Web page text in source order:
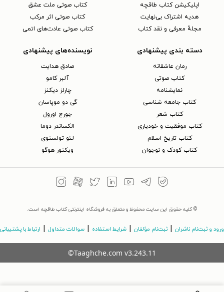
اپلیکیشن کتاب طاقچه
هدیه اشتراک بی‌نهایت
مجلهٔ معرفی و نقد کتاب
کتاب صوتی ملت عشق
کتاب صوتی اثر مرکب
کتاب صوتی عادت‌های اتمی
دسته بندی پیشنهادی
رمان عاشقانه
کتاب‌ صوتی
نمایشنامه
کتاب جامعه شناسی
کتاب شعر
کتاب موفقیت و خودیاری
کتاب تاریخ اسلام
کتاب کودک و نوجوان
نویسنده‌های پیشنهادی
صادق هدایت
آلبر کامو
چارلز دیکنز
گی دو موپاسان
جورج اورول
الکساندر دوما
لئو تولستوی
ویکتور هوگو
© کلیه حقوق این سایت محفوظ و متعلق به فروشگاه اینترنتی کتاب طاقچه است.
ورود و ثبت‌نام ناشران ثبت‌نام مؤلفان شرایط استفاده سوالات متداول ارتباط با پشتیبانی
©Taaghche.com v3.243.11